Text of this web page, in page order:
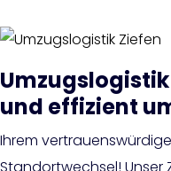
und effizient
Ihrem
Standortwechsel! Unser